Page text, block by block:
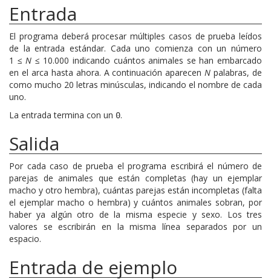
Entrada
El programa deberá procesar múltiples casos de prueba leídos
de la entrada estándar. Cada uno comienza con un número
1 ≤N ≤ 10.000 indicando cuántos animales se han embarcado
en el arca hasta ahora. A continuación aparecenN palabras, de
como mucho 20 letras minúsculas, indicando el nombre de cada
uno.
La entrada termina con un 0.
Salida
Por cada caso de prueba el programa escribirá el número de
parejas de animales que están completas (hay un ejemplar
macho y otro hembra), cuántas parejas están incompletas (falta
el ejemplar macho o hembra) y cuántos animales sobran, por
haber ya algún otro de la misma especie y sexo. Los tres
valores se escribirán en la misma línea separados por un
espacio.
Entrada de ejemplo